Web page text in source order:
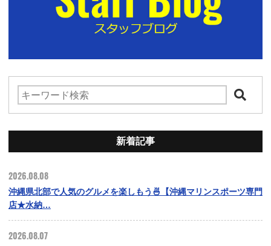
新着記事
2026.08.08
沖縄県北部で人気のグルメを楽しもう🍜【沖縄マリンスポーツ専門
店★水納…
2026.08.07